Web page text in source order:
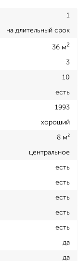
1
на длительный срок
36 м2
3
10
есть
1993
хороший
8 м²
центральное
есть
есть
есть
есть
есть
да
да